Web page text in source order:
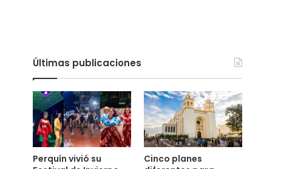
Últimas publicaciones
Perquín vivió su
Cinco planes